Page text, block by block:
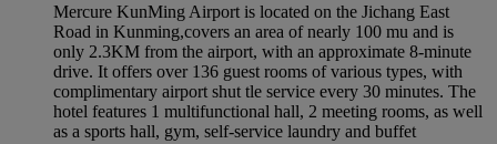
Mercure KunMing Airport is located on the Jichang East
Road in Kunming,covers an area of nearly 100 mu and is
only 2.3KM from the airport, with an approximate 8-minute
drive. It offers over 136 guest rooms of various types, with
complimentary airport shut tle service every 30 minutes. The
hotel features 1 multifunctional hall, 2 meeting rooms, as well
as a sports hall, gym, self-service laundry and buffet